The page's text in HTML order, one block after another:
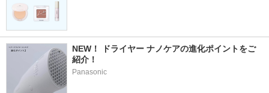
NEW！ ドライヤー ナノケアの進化ポイントをご
紹介！
Panasonic